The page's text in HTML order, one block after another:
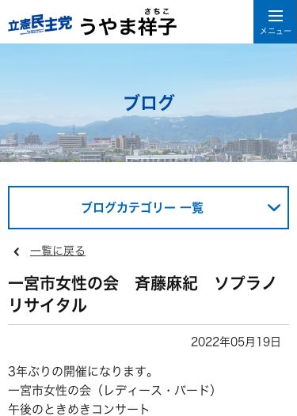
ブログ
ブログカテゴリー 一覧
一覧に戻る
一宮市女性の会 斉藤麻紀 ソプラノ
リサイタル
2022年05月19日
3年ぶりの開催になります。
一宮市女性の会（レディース・バード）
午後のときめきコンサート